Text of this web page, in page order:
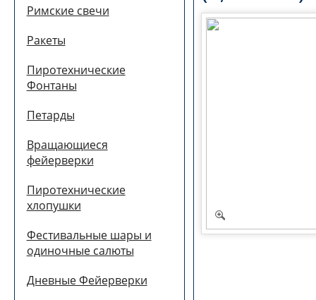
Римские свечи
Ракеты
Пиротехнические
Фонтаны
Петарды
Вращающиеся
фейерверки
Пиротехнические
хлопушки
Фестивальные шары и
одиночные салюты
Дневные Фейерверки